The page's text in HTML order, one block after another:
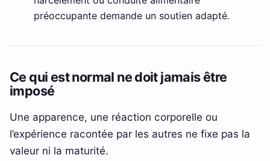
préoccupante demande un soutien adapté.
Ce qui est normal ne doit jamais être
imposé
Une apparence, une réaction corporelle ou
l’expérience racontée par les autres ne fixe pas la
valeur ni la maturité.